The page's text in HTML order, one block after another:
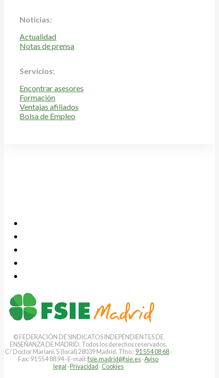
Noticias:
Actualidad
Notas de prensa
Servicios:
Encontrar asesores
Formación
Ventajas afiliados
Bolsa de Empleo
© FEDERACIÓN DE SINDICATOS INDEPENDIENTES DE
ENSEÑANZA DE MADRID. Todos los derechos reservados.
C/ Doctor Mariani, 5 (local) 28039 Madrid. Tfno.: 91 554 08 68 ·
Fax: 91 554 88 94 · E-mail:fsie.madrid@fsie.es ·Aviso
legal ·Privacidad · Cookies